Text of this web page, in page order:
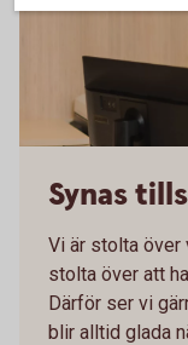
Synas
Vi är stolta över
stolta över att
Därför ser vi
blir alltid glada